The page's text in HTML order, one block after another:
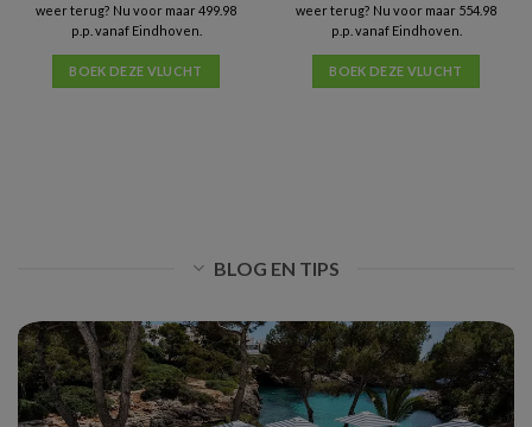
weer terug? Nu voor maar 499.98
p.p. vanaf Eindhoven.
BOEK DEZE VLUCHT
weer terug? Nu voor maar 554.98
p.p. vanaf Eindhoven.
BOEK DEZE VLUCHT
BLOG EN TIPS